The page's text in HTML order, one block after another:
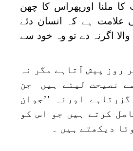
ملنا اورپھراس کا چھن
علامت ہے کہ انسان دئے
والا اگرنہ دے تو وہ خود سے
روز پیش آتاہے مگر نہ
سے نصیحت لیتے ہیں جن
اورنہ ’’جوان
کرتے ہیں جو اس کو
دیکھتے ہیں ۔